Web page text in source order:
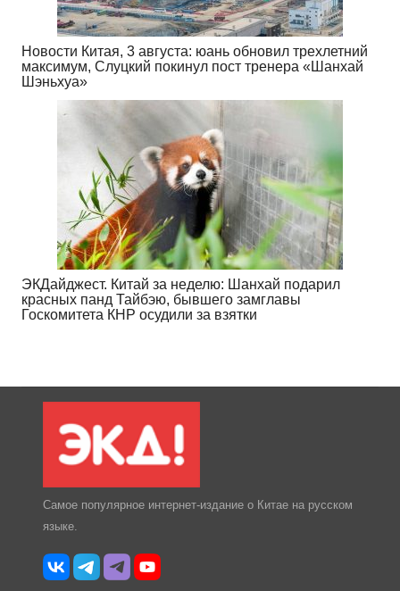
Новости Китая, 3 августа: юань обновил трехлетний
максимум, Слуцкий покинул пост тренера «Шанхай
Шэньхуа»
ЭКДайджест. Китай за неделю: Шанхай подарил
красных панд Тайбэю, бывшего замглавы
Госкомитета КНР осудили за взятки
Самое популярное интернет-издание о Китае на русском
языке.